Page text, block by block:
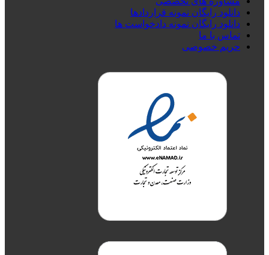
دانلود رایگان نمونه قراردادها
دانلود رایگان نمونه دادخواست ها
تماس با ما
حریم خصوصی